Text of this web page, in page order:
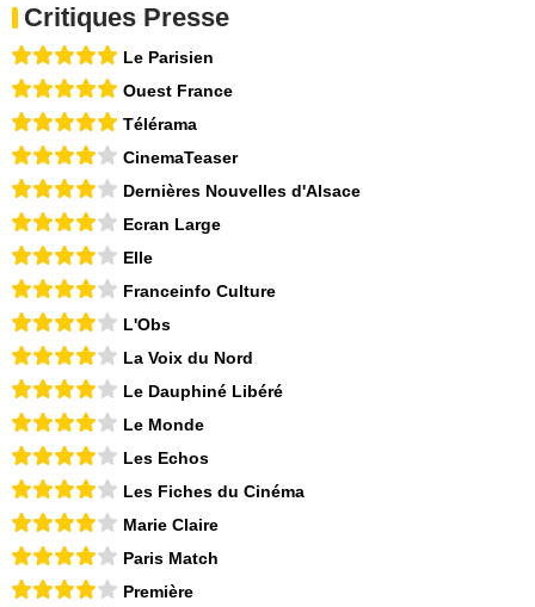
Critiques Presse
Le Parisien
Ouest France
Télérama
CinemaTeaser
Dernières Nouvelles d'Alsace
Ecran Large
Elle
Franceinfo Culture
L'Obs
La Voix du Nord
Le Dauphiné Libéré
Le Monde
Les Echos
Les Fiches du Cinéma
Marie Claire
Paris Match
Première